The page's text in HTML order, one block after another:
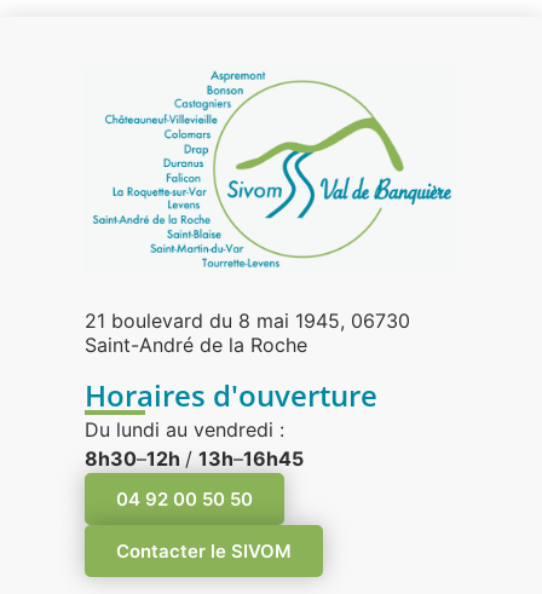
21 boulevard du 8 mai 1945, 06730
Saint-André de la Roche
Horaires d'ouverture
Du lundi au vendredi :
8h30–12h / 13h–16h45
04 92 00 50 50
Contacter le SIVOM